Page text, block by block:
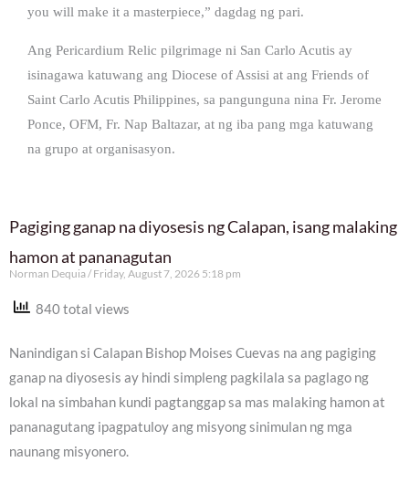
you will make it a masterpiece,” dagdag ng pari.
Ang Pericardium Relic pilgrimage ni San Carlo Acutis ay
isinagawa katuwang ang Diocese of Assisi at ang Friends of
Saint Carlo Acutis Philippines, sa pangunguna nina Fr. Jerome
Ponce, OFM, Fr. Nap Baltazar, at ng iba pang mga katuwang
na grupo at organisasyon.
Pagiging ganap na diyosesis ng Calapan, isang malaking
hamon at pananagutan
Norman Dequia Friday, August 7, 2026 5:18 pm
840 total views
Nanindigan si Calapan Bishop Moises Cuevas na ang pagiging
ganap na diyosesis ay hindi simpleng pagkilala sa paglago ng
lokal na simbahan kundi pagtanggap sa mas malaking hamon at
pananagutang ipagpatuloy ang misyong sinimulan ng mga
naunang misyonero.